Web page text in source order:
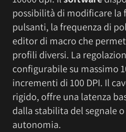
possibilità di modificare la
pulsanti, la frequenza di
editor di macro che
profili diversi. La
configurabile su massimo
incrementi di 100 DPI. Il
rigido, offre una latenza
dalla stabilita del segnale
autonomia.